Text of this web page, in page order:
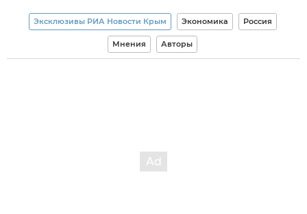
Эксклюзивы РИА Новости Крым Экономика Россия
Мнения Авторы